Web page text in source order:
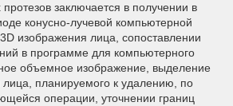
заключается в получении в
конусно-лучевой компьютерной
изображения лица, сопоставлении
в программе для компьютерного
объемное изображение, выделение
лица, планируемого к удалению, по
операции, уточнении границ